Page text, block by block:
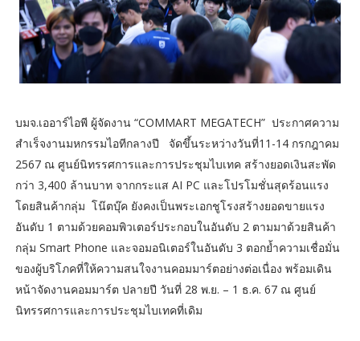
บมจ.เออาร์ไอพี ผู้จัดงาน “COMMART MEGATECH” ประกาศความ
สำเร็จงานมหกรรมไอทีกลางปี จัดขึ้นระหว่างวันที่11-14 กรกฎาคม
2567 ณ ศูนย์นิทรรศการและการประชุมไบเทค สร้างยอดเงินสะพัด
กว่า 3,400 ล้านบาท จากกระแส AI PC และโปรโมชั่นสุดร้อนแรง
โดยสินค้ากลุ่ม โน๊ตบุ๊ค ยังคงเป็นพระเอกชูโรงสร้างยอดขายแรง
อันดับ 1 ตามด้วยคอมพิวเตอร์ประกอบในอันดับ 2 ตามมาด้วยสินค้า
กลุ่ม Smart Phone และจอมอนิเตอร์ในอันดับ 3 ตอกย้ำความเชื่อมั่น
ของผู้บริโภคที่ให้ความสนใจงานคอมมาร์ตอย่างต่อเนื่อง พร้อมเดิน
หน้าจัดงานคอมมาร์ต ปลายปี วันที่ 28 พ.ย. – 1 ธ.ค. 67 ณ ศูนย์
นิทรรศการและการประชุมไบเทคที่เดิม